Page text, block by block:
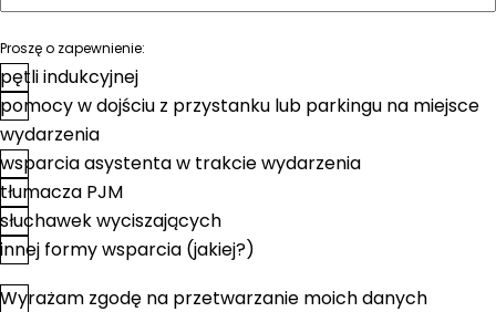
Proszę o zapewnienie:
pętli indukcyjnej
pomocy w dojściu z przystanku lub parkingu na miejsce
wydarzenia
wsparcia asystenta w trakcie wydarzenia
tłumacza PJM
słuchawek wyciszających
innej formy wsparcia (jakiej?)
Zgoda*
Wyrażam zgodę na przetwarzanie moich danych